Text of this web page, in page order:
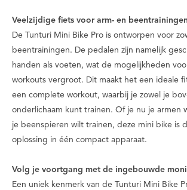
Veelzijdige fiets voor arm- en beentrainingen
De Tunturi Mini Bike Pro is ontworpen voor
beentrainingen. De pedalen zijn namelijk
handen als voeten, wat de mogelijkheden
workouts vergroot. Dit maakt het een ideale
een complete workout, waarbij je zowel je
onderlichaam kunt trainen. Of je nu je armen
je beenspieren wilt trainen, deze mini bike is
oplossing in één compact apparaat.
Volg je voortgang met de ingebouwde
Een uniek kenmerk van de Tunturi Mini Bike